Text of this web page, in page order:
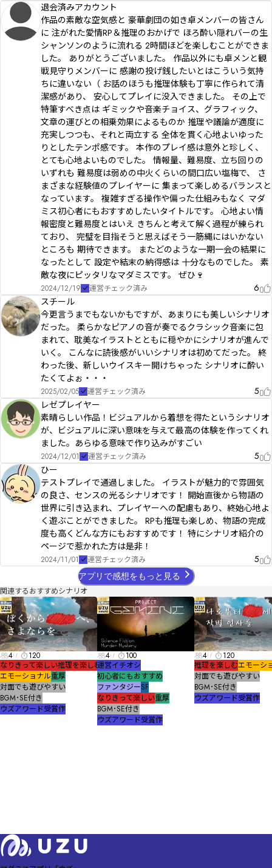
退会済みアカウント
作品の素敵な空気感と 豪華劇団の如き卓メンバーの皆さん
に 注がれた愛情RP＆推理のおかげで ほろ酔い隠れバーの生
シャンソンのように流れる 2時間ほどを楽しむことができま
した。 ありがとうございました。 作品以外にも卓メンと観
戦見守りメンバーに 感謝の投げ銭したいとはこういう気持
ちに違いない（ お話のほうも推理体験も丁寧に作られて清
潔感があり、 安心してプレイに没入できました。 その上で
特筆すべき点は ギミックや音楽チョイス、グラフィック、
文章の運びとの相乗効果によるものか 推理や議論が適度に
充実しつつも、それと両立する 全体を貫く心地よいゆった
りとしたテンポ感です。 本作のプレイ感は意外と珍しく、
とても心地よいものでした。 情報量、難易度、立ち回りの
いずれも 難易度は弱めの中火くらいの間口広い塩梅で、 さ
まざまな経験値のプレイヤーに 集まって楽しめるバランスと
なっています。 複雑すぎる操作や偏った仕組みもなく マダ
ミス初心者にもおすすめしたいタイトルです。 心地よい情
報密度と難易度とはいえ きちんと考えて解く過程が練られ
ており、 完璧を目指そうと思えばそう一筋縄にはいかない
ところも 期待できます。 またどのような一期一会の結果に
なったとして 設定や結末の納得感は 十分なものでした。 素
敵な夜にピッタリなマダミスです。 ぜひ🍷
2024/12/19 運営チェック済み
6
スチール
今更言うまでもないかもですが、あまりにも美しいシナリオ
だった。 柔らかなピアノの音が奏でるクラシック音楽に包
まれて、耽美なイラストとともに穏やかにシナリオが進んで
いく。 こんなに読後感がいいシナリオは初めてだった。 終
わった後、新しいウイスキー開けちゃった シナリオに酔い
たくてよぉ・・・
2025/02/05 運営チェック済み
5
レゼプレイヤー
素晴らしい作品！ビジュアルから着想を得たというシナリオ
が、ビジュアルに深い意味を与えて最高の体験を作ってくれ
ました。あらゆる意味で作り込みがすごい
2024/12/01 運営チェック済み
5
ひー
テストプレイで通過しました。 イラストが魅力的で雰囲気
の良さ、センスの光るシナリオです！ 開始直後から物語の
世界に引き込まれ、プレイヤーへの配慮もあり、終始心地よ
く遊ぶことができました。 RPも推理も楽しめ、物語の完成
度も高くどんな方にもおすすめです！ 特にシナリオ紹介の
ページで惹かれた方は是非！
2024/11/01 運営チェック済み 5
アプリで感想をもっと見る
関連するおすすめシナリオ
4
120
なりきって楽しい推理を楽しむ
エモーショナル重厚
対面でも遊びやすい
BGM･SE付き
ウズアワード受賞作
4
100
運営イチオシ
初心者にもおすすめ
ファンタジーSF
なりきって楽しい重厚
BGM･SE付き
ウズアワード受賞作
4
120
推理を楽しむエモーシ
対面でも遊びやすい
BGM･SE付き
ウズアワード受賞作